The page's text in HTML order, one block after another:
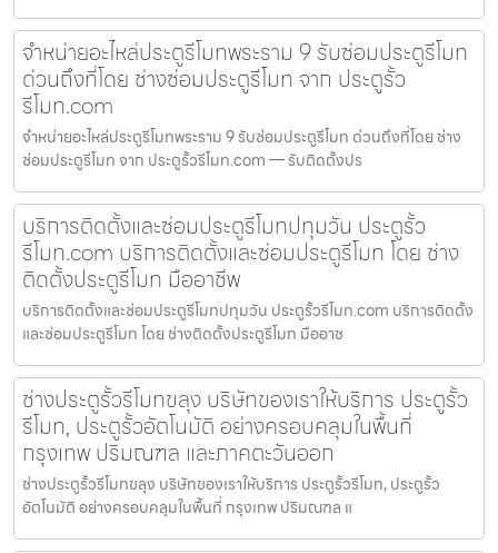
จำหน่ายอะไหล่ประตูรีโมทพระราม 9 รับซ่อมประตูรีโมท
ด่วนถึงที่โดย ช่างซ่อมประตูรีโมท จาก ประตูรั้ว
รีโมท.com
จำหน่ายอะไหล่ประตูรีโมทพระราม 9 รับซ่อมประตูรีโมท ด่วนถึงที่โดย ช่าง
ซ่อมประตูรีโมท จาก ประตูรั้วรีโมท.com — รับติดตั้งปร
บริการติดตั้งและซ่อมประตูรีโมทปทุมวัน ประตูรั้ว
รีโมท.com บริการติดตั้งและซ่อมประตูรีโมท โดย ช่าง
ติดตั้งประตูรีโมท มืออาชีพ
บริการติดตั้งและซ่อมประตูรีโมทปทุมวัน ประตูรั้วรีโมท.com บริการติดตั้ง
และซ่อมประตูรีโมท โดย ช่างติดตั้งประตูรีโมท มืออาช
ช่างประตูรั้วรีโมทขลุง บริษัทของเราให้บริการ ประตูรั้ว
รีโมท, ประตูรั้วอัตโนมัติ อย่างครอบคลุมในพื้นที่
กรุงเทพ ปริมณฑล และภาคตะวันออก
ช่างประตูรั้วรีโมทขลุง บริษัทของเราให้บริการ ประตูรั้วรีโมท, ประตูรั้ว
อัตโนมัติ อย่างครอบคลุมในพื้นที่ กรุงเทพ ปริมณฑล แ